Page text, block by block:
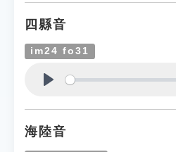
四縣音
im24 fo31
海陸音